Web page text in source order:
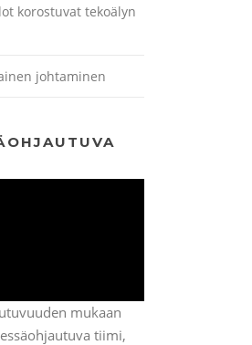
korostuvat tekoälyn
johtaminen
mukaan
tiimi,